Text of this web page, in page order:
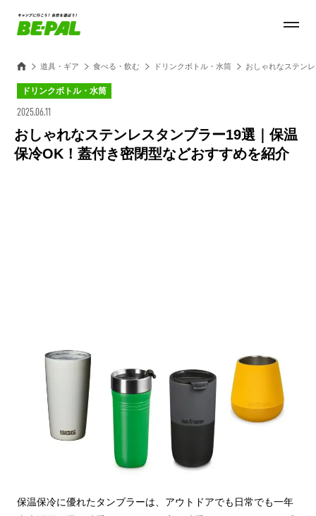
道具・ギア 食べる・飲む ドリンクボトル・水筒 おしゃれなステン
ドリンクボトル・水筒
2025.06.11
おしゃれなステンレスタンブラー19選｜保温
保冷OK！蓋付き密閉型などおすすめを紹介
保温保冷に優れたタンブラーは、アウトドアでも日常でも一年